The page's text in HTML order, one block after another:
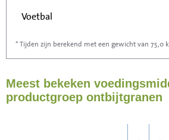
Voetbal
Stofzuigen
Strijken
* Tijden zijn berekend met een gewicht van 75,0
Meest bekeken
productgroep ontbijtgranen